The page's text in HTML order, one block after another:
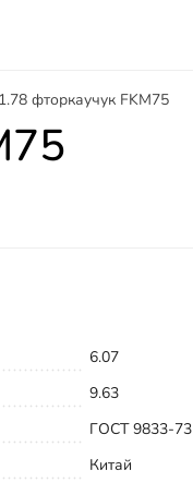
фторкаучук FKM75
6.07
9.63
ГОСТ 9833-73
Китай